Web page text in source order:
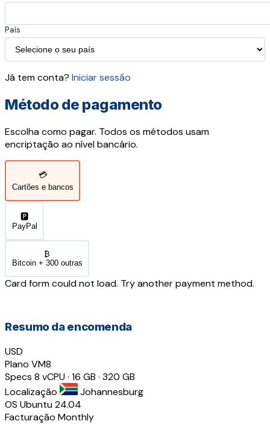
País
Já tem conta? Iniciar sessão
Método de pagamento
Escolha como pagar. Todos os métodos usam
encriptação ao nível bancário.
💳
Cartões e bancos
🅿️
PayPal
₿
Bitcoin + 300 outras
Card form could not load. Try another payment method.
Resumo da encomenda
USD
Plano VM8
Specs 8 vCPU · 16 GB · 320 GB
Localização
Johannesburg
OS Ubuntu 24.04
Facturação Monthly